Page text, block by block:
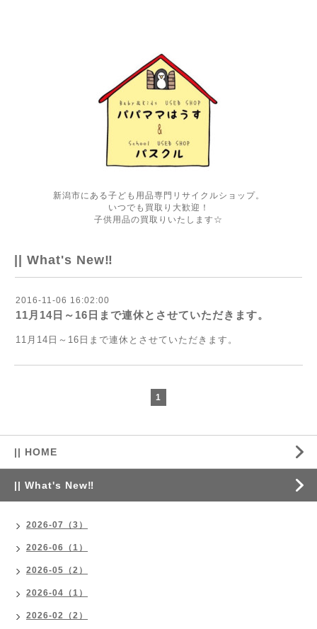
新潟市にある子ども用品専門リサイクルショップ。
いつでも買取り大歓迎！
子供用品の買取りいたします☆
|| What's New‼
2016-11-06 16:02:00
11月14日～16日まで連休とさせていただきます。
11月14日～16日まで連休とさせていただきます。
1
|| HOME
|| What's New‼
2026-07（3）
2026-06（1）
2026-05（2）
2026-04（1）
2026-02（2）